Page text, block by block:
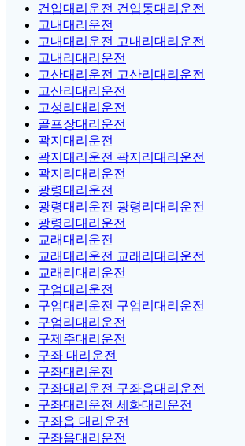
건입대리운전 건입동대리운전
고내대리운전
고내대리운전 고내리대리운전
고내리대리운전
고산대리운전 고산리대리운전
고산리대리운전
고성리대리운전
골프장대리운전
곽지대리운전
곽지대리운전 곽지리대리운전
곽지리대리운전
광령대리운전
광령대리운전 광령리대리운전
광령리대리운전
교래대리운전
교래대리운전 교래리대리운전
교래리대리운전
구엄대리운전
구엄대리운전 구엄리대리운전
구엄리대리운전
구제주대리운전
구좌 대리운전
구좌대리운전
구좌대리운전 구좌읍대리운전
구좌대리운전 세화대리운전
구좌읍 대리운전
구좌읍대리운전